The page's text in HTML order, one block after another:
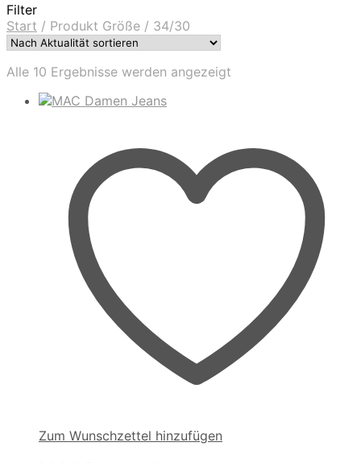
Filter
Start / Produkt Größe / 34/30
Alle 10 Ergebnisse werden angezeigt
Zum Wunschzettel hinzufügen